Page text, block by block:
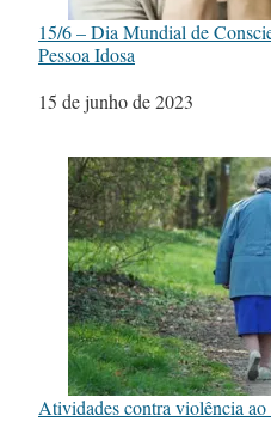
15/6 – Dia Mundial de
Pessoa Idosa
Data
15 de junho de 2023
Atividades contra violência ao